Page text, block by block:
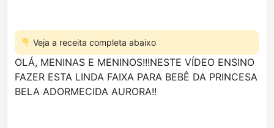
Veja a receita completa abaixo
OLÁ, MENINAS E MENINOS!!!NESTE VÍDEO ENSINO
FAZER ESTA LINDA FAIXA PARA BEBÊ DA PRINCESA
BELA ADORMECIDA AURORA!!